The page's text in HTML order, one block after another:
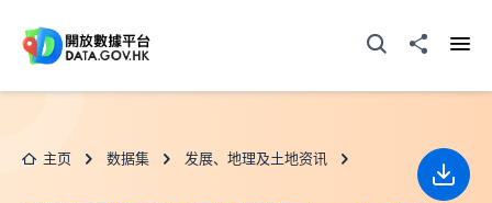
打开搜寻器分享至
主页 数据集 发展、地理及土地资讯
下载